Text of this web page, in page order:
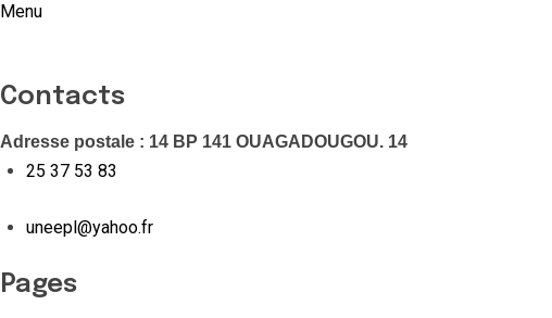
Menu
Contacts
Adresse postale : 14 BP 141 OUAGADOUGOU. 14
25 37 53 83
uneepl@yahoo.fr
Pages